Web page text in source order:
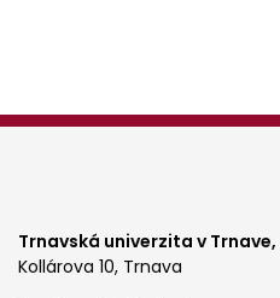
Trnavská univerzita v Trnave,
Kollárova 10, Trnava